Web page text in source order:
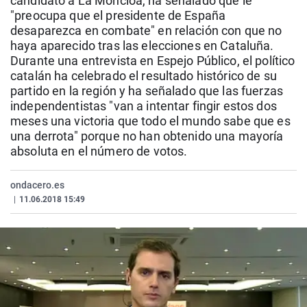
La rosa de los vientos
Gente viajera
Como el perro y el
Caso
Retornados
Equipo de
Operación Viuda
Extremadura
Galicia
La Rioja
Navarra
País Vasco
Virales
Televisión
Elecciones
"preocupa que el presidente de España
desaparezca en combate" en relación con que no
haya aparecido tras las elecciones en Cataluña.
Durante una entrevista en Espejo Público, el político
catalán ha celebrado el resultado histórico de su
partido en la región y ha señalado que las fuerzas
independentistas "van a intentar fingir estos dos
meses una victoria que todo el mundo sabe que es
una derrota" porque no han obtenido una mayoría
absoluta en el número de votos.
ondacero.es
11.06.2018 15:49